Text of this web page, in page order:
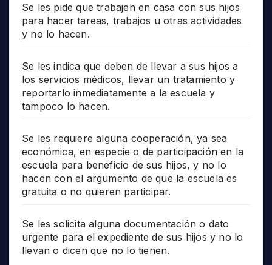
Se les pide que trabajen en casa con sus hijos
para hacer tareas, trabajos u otras actividades
y no lo hacen.
Se les indica que deben de llevar a sus hijos a
los servicios médicos, llevar un tratamiento y
reportarlo inmediatamente a la escuela y
tampoco lo hacen.
Se les requiere alguna cooperación, ya sea
económica, en especie o de participación en la
escuela para beneficio de sus hijos, y no lo
hacen con el argumento de que la escuela es
gratuita o no quieren participar.
Se les solicita alguna documentación o dato
urgente para el expediente de sus hijos y no lo
llevan o dicen que no lo tienen.